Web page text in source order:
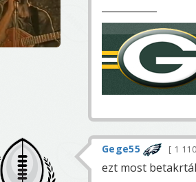
Gege55 1
ezt most